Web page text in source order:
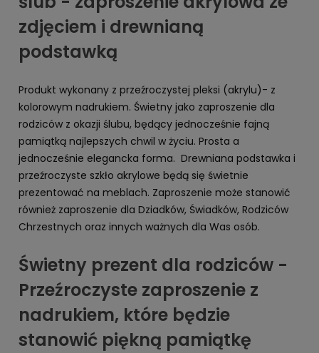
zdjęciem i drewnianą
podstawką
Produkt wykonany z przeźroczystej pleksi (akrylu)- z
kolorowym nadrukiem. Świetny jako zaproszenie dla
rodziców z okazji ślubu, będący jednocześnie fajną
pamiątką najlepszych chwil w życiu. Prosta a
jednocześnie elegancka forma. Drewniana podstawka i
przeźroczyste szkło akrylowe będą się świetnie
prezentować na meblach. Zaproszenie może stanowić
również zaproszenie dla Dziadków, Świadków, Rodziców
Chrzestnych oraz innych ważnych dla Was osób.
Świetny prezent dla rodziców -
Przeźroczyste zaproszenie z
nadrukiem, które będzie
stanowić piękną pamiątkę